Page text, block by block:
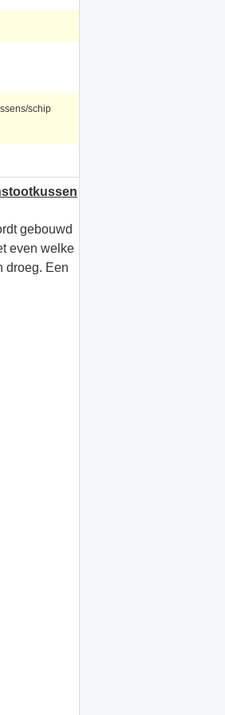
schip
gebouwd
even welke
droeg. Een